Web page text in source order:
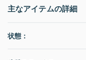
主なアイテムの詳細
状態：